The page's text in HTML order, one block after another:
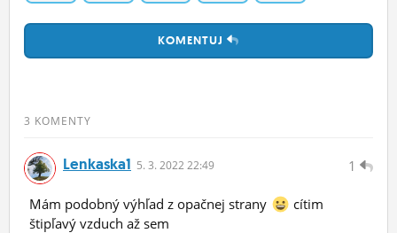
KOMENTUJ
3 KOMENTY
1
Lenkaska1 5. 3. 2022 22:49
Mám podobný výhľad z opačnej strany
cítim
štipľavý vzduch až sem